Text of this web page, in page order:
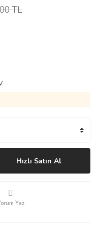
TL
Hızlı Satın Al
Yaz